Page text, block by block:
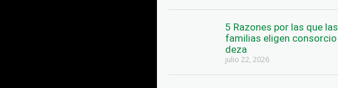
5 Razones por las que las
familias eligen consorcio
deza
julio 22, 2026